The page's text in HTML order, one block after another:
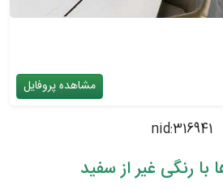
مشاهده پروفایل
nid:316941